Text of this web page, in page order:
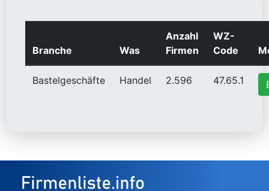
Branche Was
Anzahl
Firmen
WZ-
Code
Bastelgeschäfte Handel 2.596 47.65.1